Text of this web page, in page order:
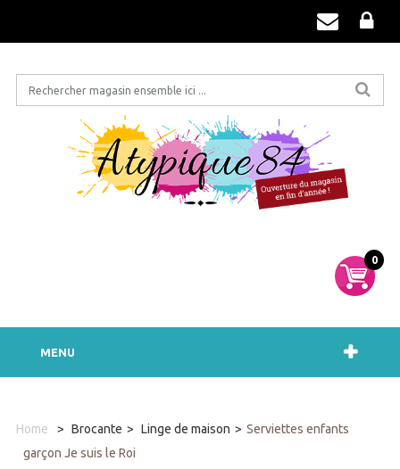
0
MENU
Home > Brocante > Linge de maison > Serviettes enfants
garçon Je suis le Roi